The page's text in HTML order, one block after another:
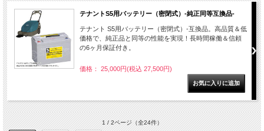
テナントS5用バッテリー（密閉式）-純正同等互換品-
テナント S5用バッテリー（密閉式）-互換品。高品質＆低
価格で、純正品と同等の性能を実現！長時間稼働＆信頼
の6ヶ月保証付き。
価格： 25,000円(税込 27,500円)
1 / 2ページ（全24件）